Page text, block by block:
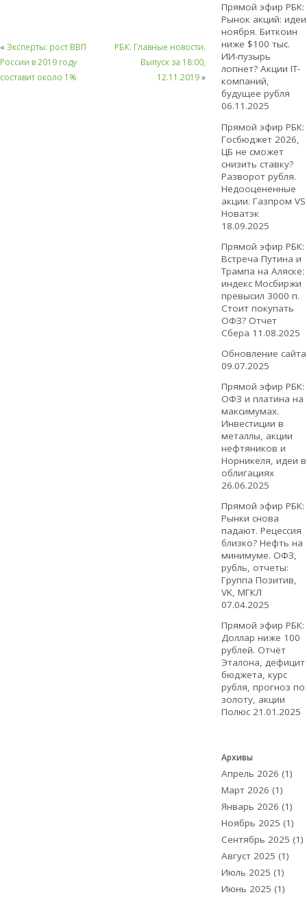
« Эксперты: рост ВВП
России в 2019 году
составит около 1%
РБК. Главные новости.
Выпуск за 18:00,
12.11.2019»
Прямой эфир РБК:
Рынок акций: идеи
ноября. Биткоин
ниже $100 тыс.
ИИ-пузырь
лопнет? Акции IT-
компаний,
будущее рубля
06.11.2025
Прямой эфир РБК:
Госбюджет 2026,
ЦБ не сможет
снизить ставку?
Разворот рубля.
Недооцененные
акции. Газпром VS
Новатэк
18.09.2025
Прямой эфир РБК:
Встреча Путина и
Трампа на Аляске:
индекс Мосбиржи
превысил 3000 п.
Стоит покупать
ОФЗ? Отчет
Сбера 11.08.2025
Обновление сайта
09.07.2025
Прямой эфир РБК:
ОФЗ и платина на
максимумах.
Инвестиции в
металлы, акции
нефтяников и
Норникеля, идеи в
облигациях
26.06.2025
Прямой эфир РБК:
Рынки снова
падают. Рецессия
близко? Нефть на
минимуме. ОФЗ,
рубль, отчеты:
Группа Позитив,
VK, МГКЛ
07.04.2025
Прямой эфир РБК:
Доллар ниже 100
рублей. Отчёт
Эталона, дефицит
бюджета, курс
рубля, прогноз по
золоту, акции
Полюс 21.01.2025
Архивы
Апрель 2026 (1)
Март 2026 (1)
Январь 2026 (1)
Ноябрь 2025 (1)
Сентябрь 2025 (1)
Август 2025 (1)
Июль 2025 (1)
Июнь 2025 (1)